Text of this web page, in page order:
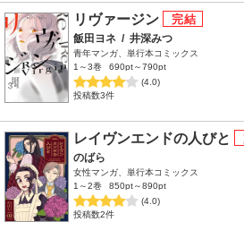
リヴァージン
飯田ヨネ / 井深みつ
青年マンガ、単行本コミックス
1～3巻
690pt～790pt
(4.0)
投稿数3件
レイヴンエンドの人びと
のばら
女性マンガ、単行本コミックス
1～2巻
850pt～890pt
(4.0)
投稿数2件